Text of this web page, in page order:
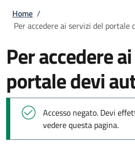
Briciole di pane
Home /
Per accedere ai servizi del
Per accedere
portale devi
Messaggio di
Accesso negato. Devi
vedere questa pagina.